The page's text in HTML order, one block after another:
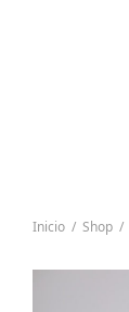
Inicio / Shop /